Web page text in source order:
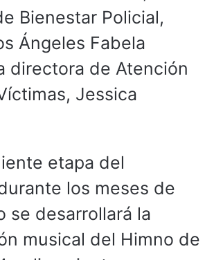
Bienestar Policial,
Ángeles Fabela
directora de Atención
Jessica
etapa del
los meses de
se desarrollará la
musical del Himno de